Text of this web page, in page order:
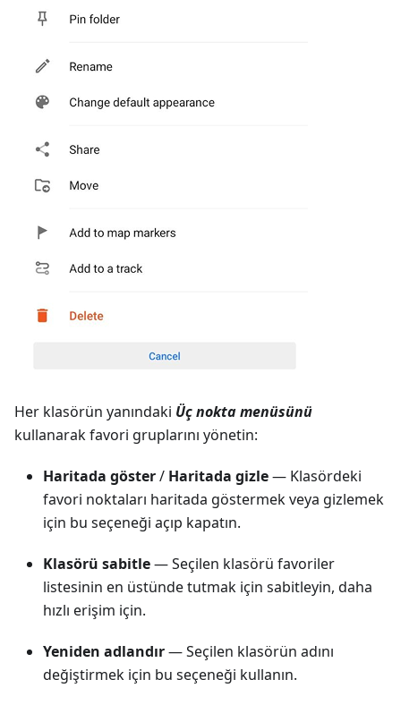
Her klasörün yanındaki Üç nokta menüsünü
kullanarak favori gruplarını yönetin:
Haritada göster/ Haritada gizle— Klasördeki
favori noktaları haritada göstermek veya gizlemek
için bu seçeneği açıp kapatın.
Klasörü sabitle— Seçilen klasörü favoriler
listesinin en üstünde tutmak için sabitleyin, daha
hızlı erişim için.
Yeniden adlandır— Seçilen klasörün adını
değiştirmek için bu seçeneği kullanın.